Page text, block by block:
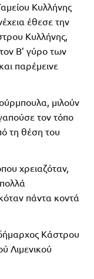
Κυλλήνης
έθεσε την
Κυλλήνης,
Β’ γύρο των
παρέμεινε
μιλούν
τον τόπο
τη θέση του
χρειαζόταν,
πάντα κοντά
Κάστρου
Λιμενικού